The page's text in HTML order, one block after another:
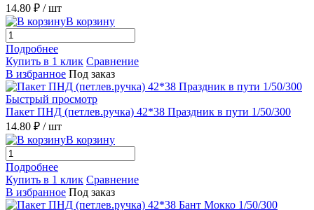
14.80 ₽ / шт
В корзину
Подробнее
Купить в 1 клик Сравнение
В избранное Под заказ
Быстрый просмотр
Пакет ПНД (петлев.ручка) 42*38 Праздник в пути 1/50/300
14.80 ₽ / шт
В корзину
Подробнее
Купить в 1 клик Сравнение
В избранное Под заказ